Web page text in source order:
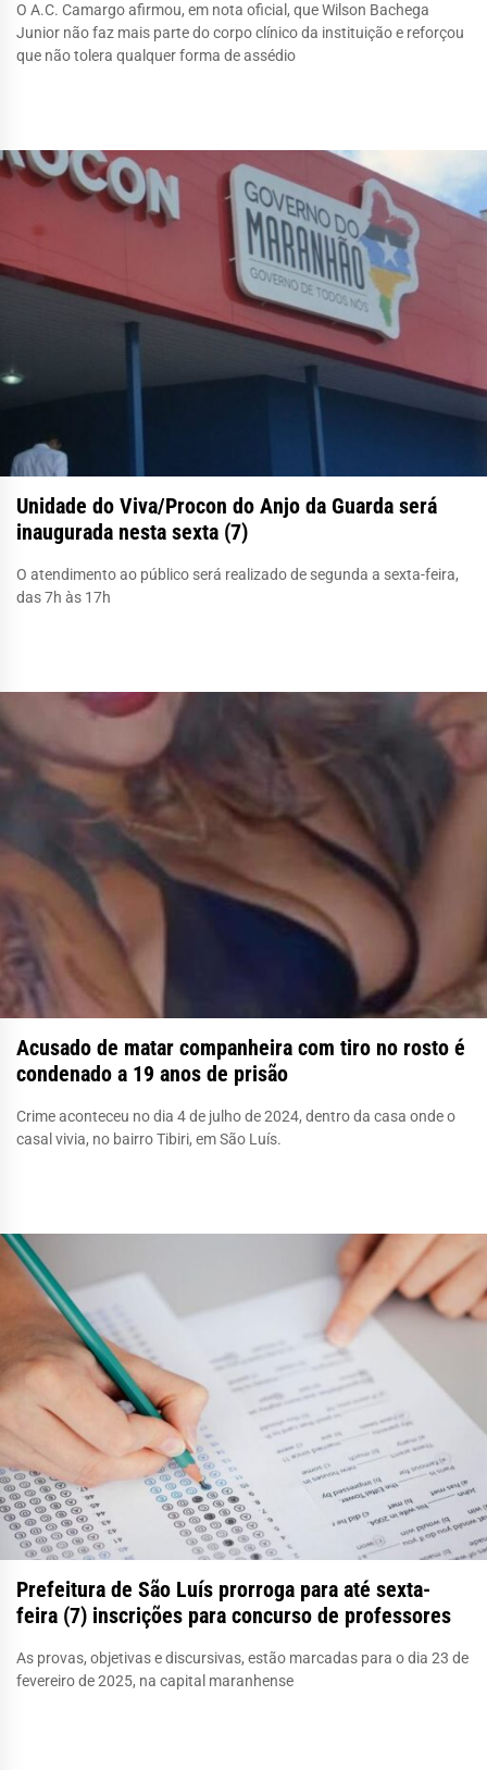
O A.C. Camargo afirmou, em nota oficial, que Wilson Bachega
Junior não faz mais parte do corpo clínico da instituição e reforçou
que não tolera qualquer forma de assédio
Unidade do Viva/Procon do Anjo da Guarda será
inaugurada nesta sexta (7)
O atendimento ao público será realizado de segunda a sexta-feira,
das 7h às 17h
Acusado de matar companheira com tiro no rosto é
condenado a 19 anos de prisão
Crime aconteceu no dia 4 de julho de 2024, dentro da casa onde o
casal vivia, no bairro Tibiri, em São Luís.
Prefeitura de São Luís prorroga para até sexta-
feira (7) inscrições para concurso de professores
As provas, objetivas e discursivas, estão marcadas para o dia 23 de
fevereiro de 2025, na capital maranhense